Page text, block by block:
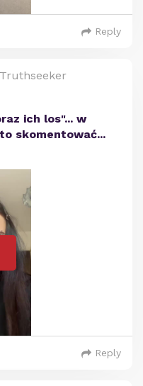
Reply
ich los"... w
skomentować...
Reply